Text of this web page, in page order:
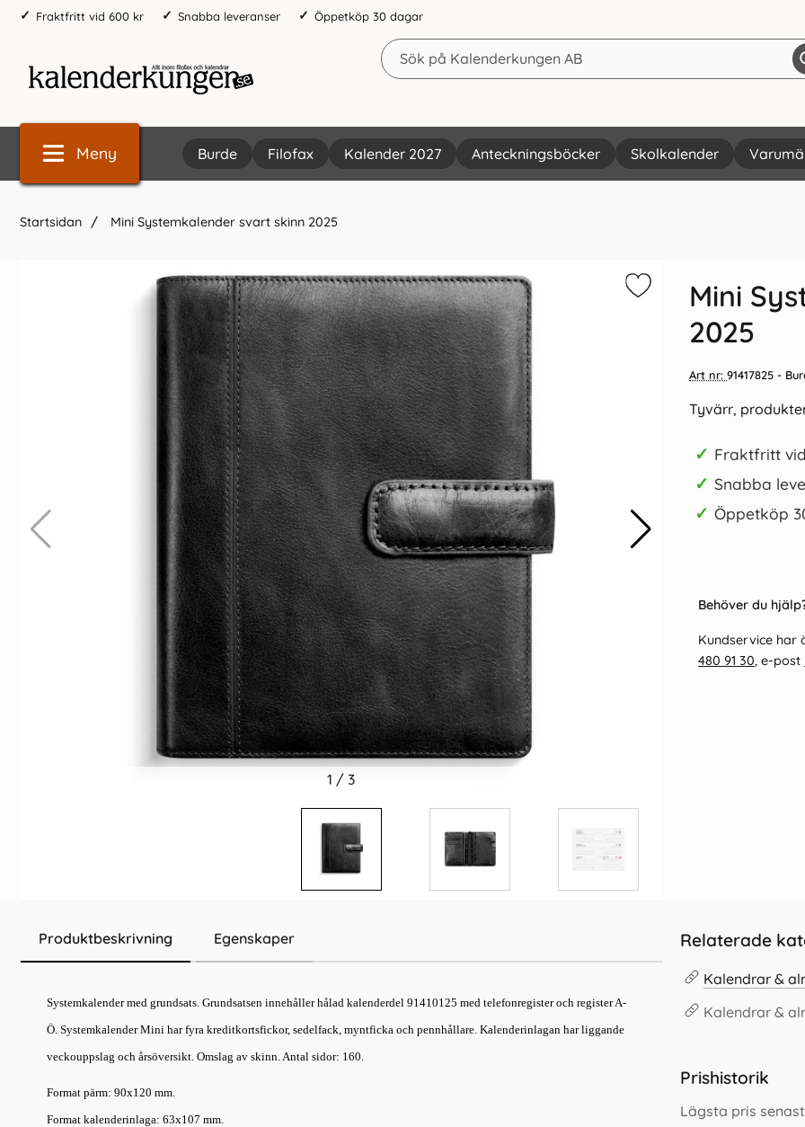
Fraktfritt vid 600 kr Snabba leveranser Öppetköp 30 dagar
Meny Burde Filofax Kalender 2027 Anteckningsböcker Skolkalender
Startsidan Mini Systemkalender svart skinn 2025
1 / 3
Mini
2025
Art nr: 91417825 -
Tyvärr,
✓ Fraktfritt
✓ Snabba
✓ Öppetköp
Behöver du
Kundservice har
480 91 30, e-post
Produktbeskrivning Egenskaper
Systemkalender med grundsats. Grundsatsen innehåller hålad kalenderdel 91410125 med telefonregister och register A-
Ö. Systemkalender Mini har fyra kreditkortsfickor, sedelfack, myntficka och pennhållare. Kalenderinlagan har liggande
veckouppslag och årsöversikt. Omslag av skinn. Antal sidor: 160.
Format pärm: 90x120 mm.
Format kalenderinlaga: 63x107 mm.
Relaterade
Kalendrar &
Kalendrar &
Prishistorik
Lägsta pris